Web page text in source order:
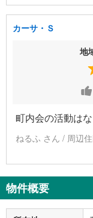
カーサ・Ｓ
地
町内会の活動は
ねるふ さん / 周辺
物件概要